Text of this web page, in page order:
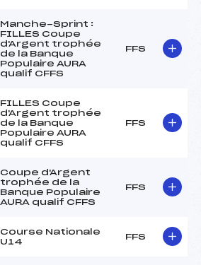
Manche-Sprint :
FILLES Coupe
d'Argent trophée
de la Banque
Populaire AURA
qualif CFFS
FFS
FILLES Coupe
d'Argent trophée
de la Banque
Populaire AURA
qualif CFFS
FFS
Coupe d'Argent
trophée de la
Banque Populaire
AURA qualif CFFS
FFS
Course Nationale
U14
FFS